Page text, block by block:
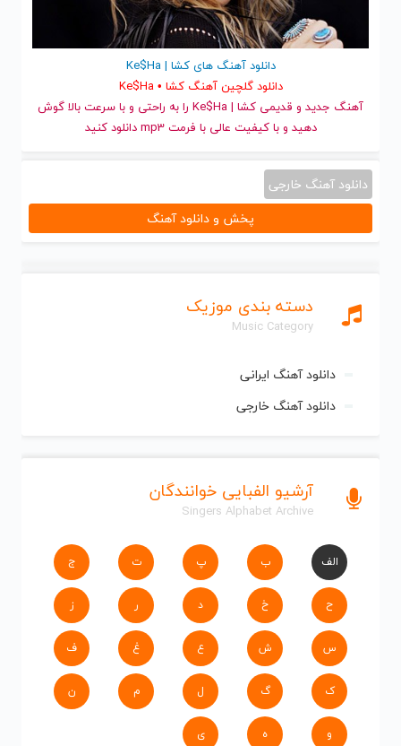
دسته بندی موزیک
Music Category
دانلود آهنگ ایرانی
دانلود آهنگ خارجی
آرشیو الفبایی خوانندگان
Singers Alphabet Archive
الف ب پ ت ج
ح خ د ر ز
س ش ع غ ف
ک گ ل م ن
و ه ی
دانلود آهنگ های کشا | Ke$Ha
دانلود گلچین آهنگ کشا • Ke$Ha
آهنگ جدید
و قدیمی کشا | Ke$Ha را به راحتی و با سرعت بالا گوش
دهید و با کیفیت عالی با فرمت mp3 دانلود کنید
دانلود آهنگ خارجی
پخش و دانلود آهنگ